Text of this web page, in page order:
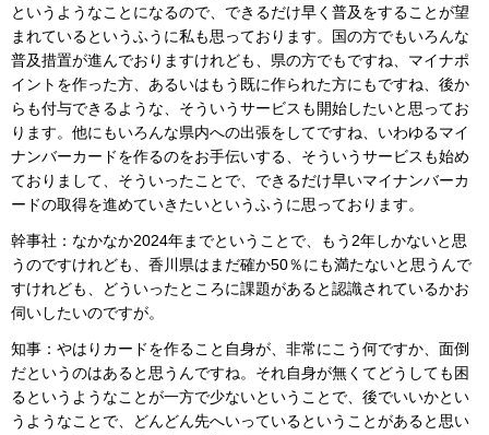
というようなことになるので、できるだけ早く普及をすることが望
まれているというふうに私も思っております。国の方でもいろんな
普及措置が進んでおりますけれども、県の方でもですね、マイナポ
イントを作った方、あるいはもう既に作られた方にもですね、後か
らも付与できるような、そういうサービスも開始したいと思ってお
ります。他にもいろんな県内への出張をしてですね、いわゆるマイ
ナンバーカードを作るのをお手伝いする、そういうサービスも始め
ておりまして、そういったことで、できるだけ早いマイナンバーカ
ードの取得を進めていきたいというふうに思っております。
幹事社：なかなか2024年までということで、もう2年しかないと思
うのですけれども、香川県はまだ確か50％にも満たないと思うんで
すけれども、どういったところに課題があると認識されているかお
伺いしたいのですが。
知事：やはりカードを作ること自身が、非常にこう何ですか、面倒
だというのはあると思うんですね。それ自身が無くてどうしても困
るというようなことが一方で少ないということで、後でいいかとい
うようなことで、どんどん先へいっているということがあると思い